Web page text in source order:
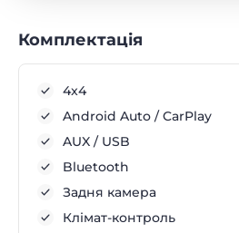
Комплектація
4x4
Android Auto / CarPlay
AUX / USB
Bluetooth
Задня камера
Клімат-контроль